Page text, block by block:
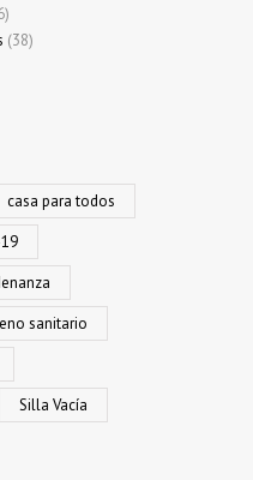
(38)
casa para todos
sanitario
Silla Vacía